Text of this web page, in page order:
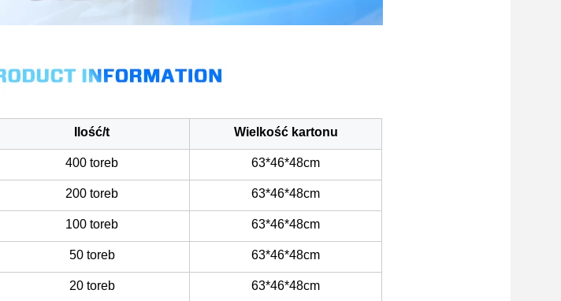
Ilość/t Wielkość kartonu
400 toreb 63*46*48cm
200 toreb 63*46*48cm
100 toreb 63*46*48cm
50 toreb 63*46*48cm
20 toreb
63*46*48cm